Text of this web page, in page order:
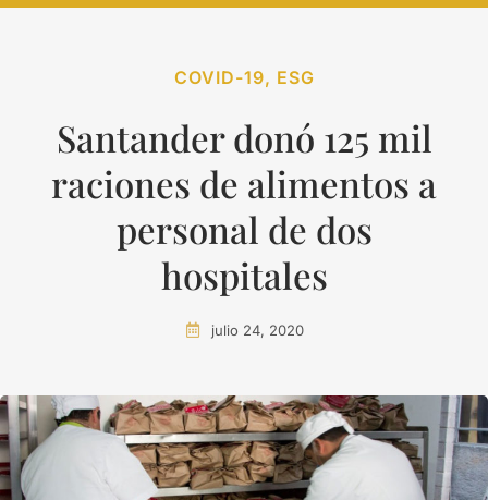
COVID-19, ESG
Santander donó 125 mil
raciones de alimentos a
personal de dos
hospitales
julio 24, 2020